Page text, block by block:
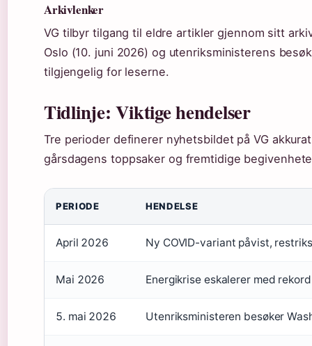
Arkivlenker
VG tilbyr tilgang til eldre artikler gjennom sitt
Oslo (10. juni 2026) og utenriksministerens
tilgjengelig for leserne.
Tidlinje: Viktige hendelser
Tre perioder definerer nyhetsbildet på VG
gårsdagens toppsaker og fremtidige
PERIODE HENDELSE
April 2026 Ny COVID-variant påvist,
Mai 2026 Energikrise eskalerer med
5. mai 2026 Utenriksministeren besøker